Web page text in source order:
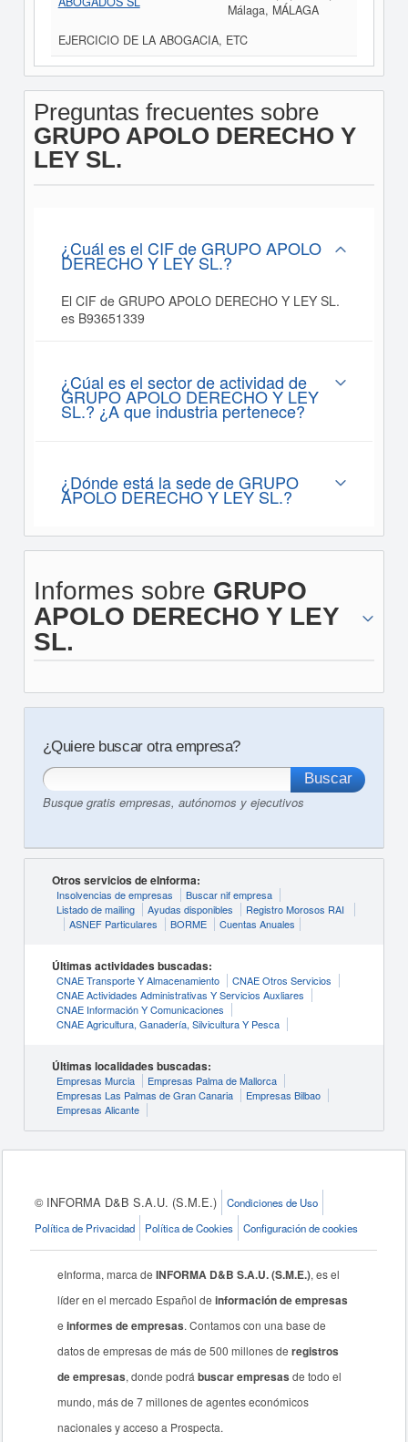
Málaga, MÁLAGA
EJERCICIO DE LA ABOGACIA, ETC
Preguntas frecuentes sobre
GRUPO APOLO DERECHO Y
LEY SL.
¿Cuál es el CIF de GRUPO APOLO
DERECHO Y LEY SL.?
El CIF de GRUPO APOLO DERECHO Y LEY SL.
es B93651339
¿Cúal es el sector de actividad de
GRUPO APOLO DERECHO Y LEY
SL.? ¿A que industria pertenece?
¿Dónde está la sede de GRUPO
APOLO DERECHO Y LEY SL.?
Informes sobre GRUPO
APOLO DERECHO Y LEY
SL.
¿Quiere buscar otra empresa?
Busque gratis empresas, autónomos y ejecutivos
Otros servicios de eInforma:
Insolvencias de empresas
Buscar nif empresa
Listado de mailing
Ayudas disponibles
Registro Morosos RAI
ASNEF Particulares
BORME Cuentas Anuales
Últimas actividades buscadas:
CNAE Transporte Y Almacenamiento
CNAE Otros Servicios
CNAE Actividades Administrativas Y Servicios Auxliares
CNAE Información Y Comunicaciones
CNAE Agricultura, Ganadería, Silvicultura Y Pesca
Últimas localidades buscadas:
Empresas Murcia
Empresas Palma de Mallorca
Empresas Las Palmas de Gran Canaria
Empresas Bilbao
Empresas Alicante
© INFORMA D&B S.A.U. (S.M.E.)
Condiciones de Uso
Política de Privacidad
Política de Cookies Configuración de cookies
eInforma, marca deINFORMA D&B S.A.U. (S.M.E.), es el
líder en el mercado Español deinformación de empresas
einformes de empresas. Contamos con una base de
datos de empresas de más de 500 millones deregistros
de empresas, donde podrábuscar empresas de todo el
mundo, más de 7 millones de agentes económicos
nacionales y acceso a Prospecta.